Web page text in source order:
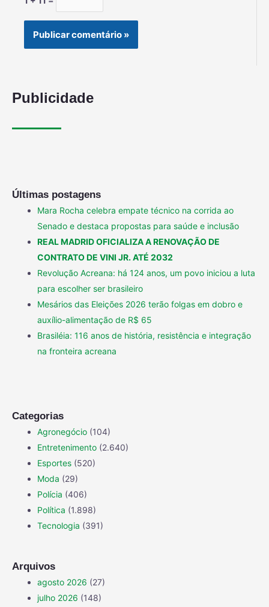
Publicidade
Últimas postagens
Mara Rocha celebra empate técnico na corrida ao
Senado e destaca propostas para saúde e inclusão
REAL MADRID OFICIALIZA A RENOVAÇÃO DE
CONTRATO DE VINI JR. ATÉ 2032
Revolução Acreana: há 124 anos, um povo iniciou a luta
para escolher ser brasileiro
Mesários das Eleições 2026 terão folgas em dobro e
auxílio-alimentação de R$ 65
Brasiléia: 116 anos de história, resistência e integração
na fronteira acreana
Categorias
Agronegócio (104)
Entretenimento (2.640)
Esportes (520)
Moda (29)
Polícia (406)
Política (1.898)
Tecnologia (391)
Arquivos
agosto 2026 (27)
julho 2026 (148)